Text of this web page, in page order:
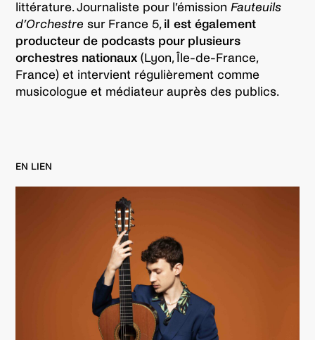
littérature. Journaliste pour l’émissionFauteuils
d’Orchestre sur France 5, il est également
producteur de podcasts pour plusieurs
orchestres nationaux (Lyon, Île-de-France,
France) et intervient régulièrement comme
musicologue et médiateur auprès des publics.
EN LIEN